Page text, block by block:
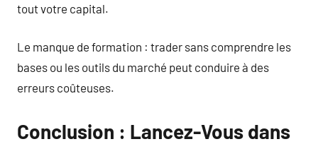
tout votre capital.
Le manque de formation : trader sans comprendre les
bases ou les outils du marché peut conduire à des
erreurs coûteuses.
Conclusion : Lancez-Vous dans